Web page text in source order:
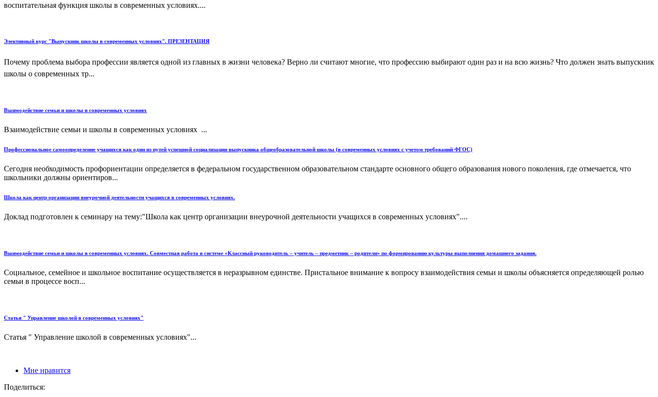
воспитательная функция школы в современных условиях....
Элективный курс "Выпускник школы в современных условиях". ПРЕЗЕНТАЦИЯ
Почему проблема выбора профессии является одной из главных в жизни человека? Верно ли считают многие, что профессию выбирают один раз и на всю жизнь? Что должен знать выпускник
школы о современных тр...
Взаимодействие семьи и школы в современных условиях
Взаимодействие семьи и школы в современных условиях ...
Профессиональное самоопределение учащихся как один из путей успешной социализации выпускника общеобразовательной школы (в современных условиях с учетом требований ФГОС)
Сегодня необходимость профориентации определяется в федеральном государственном образовательном стандарте основного общего образования нового поколения, где отмечается, что
школьники должны ориентиров...
Школа как центр организации внеурочной деятельности учащихся в современных условиях.
Доклад подготовлен к семинару на тему:"Школа как центр организации внеурочной деятельности учащихся в современных условиях"....
Взаимодействие семьи и школы в современных условиях. Совместная работа в системе «Классный руководитель – учитель – предметник – родители» по формированию культуры выполнения домашнего задания.
Социальное, семейное и школьное воспитание осуществляется в неразрывном единстве. Пристальное внимание к вопросу взаимодействия семьи и школы объясняется определяющей ролью
семьи в процессе восп...
Статья " Управление школой в современных условиях"
Статья " Управление школой в современных условиях"...
Мне нравится
Поделиться: